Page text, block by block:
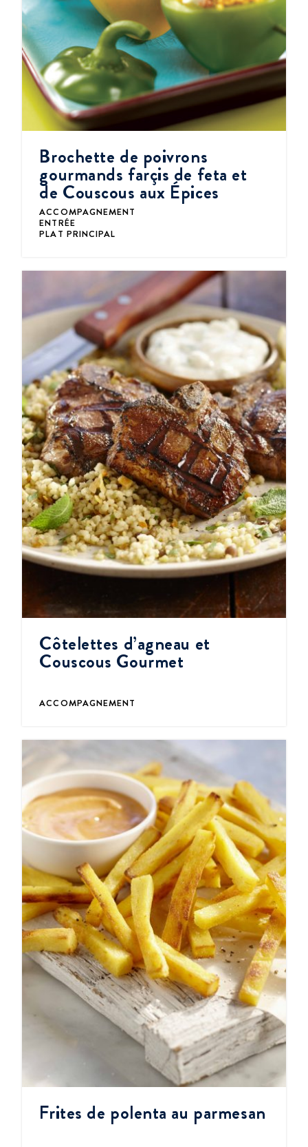
Brochette de poivrons
gourmands farçis de feta et
de Couscous aux Épices
ACCOMPAGNEMENT
ENTRÉE
PLAT PRINCIPAL
Côtelettes d’agneau et
Couscous Gourmet
ACCOMPAGNEMENT
Frites de polenta au parmesan